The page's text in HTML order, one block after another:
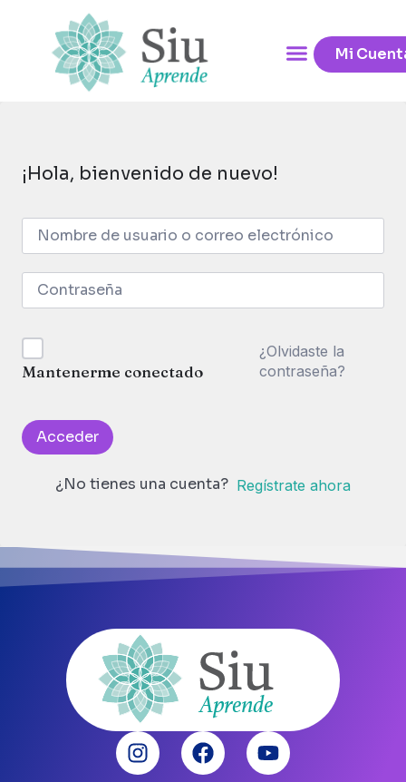
Mi
¡Hola, bienvenido de nuevo!
Mantenerme conectado
¿Olvidaste la
contraseña?
Acceder
¿No tienes una cuenta? Regístrate ahora